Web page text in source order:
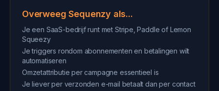
Overweeg Sequenzy als...
Je een SaaS-bedrijf runt met Stripe, Paddle of Lemon
Squeezy
Je triggers rondom abonnementen en betalingen wilt
automatiseren
Omzetattributie per campagne essentieel is
Je liever per verzonden e-mail betaalt dan per contact